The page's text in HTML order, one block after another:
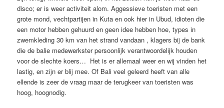
disco; er is weer activiteit alom. Aggessieve toeristen met een
grote mond, vechtpartijen in Kuta en ook hier in Ubud, idioten die
een motor hebben gehuurd en geen idee hebben hoe, types in
zwemkleding 30 km van het strand vandaan , klagers bij de bank
die de balie medewerkster persoonlijk verantwoordelijk houden
voor de slechte koers… Het is er allemaal weer en wij vinden het
lastig, en zijn er blij mee. Of Bali veel geleerd heeft van alle
ellende is zeer de vraag maar de terugkeer van toeristen was
hoog, hoognodig.